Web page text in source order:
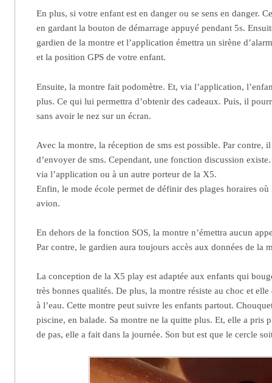
En plus, si votre enfant est en danger ou se sens en danger.
en gardant la bouton de démarrage appuyé pendant 5s.
gardien de la montre et l’application émettra un sirène
et la position GPS de votre enfant.
Ensuite, la montre fait podomètre. Et, via l’application,
plus. Ce qui lui permettra d’obtenir des cadeaux. Puis, il
sans avoir le nez sur un écran.
Avec la montre, la réception de sms est possible. Par contre, il
d’envoyer de sms. Cependant, une fonction discussion
via l’application ou à un autre porteur de la X5.
Enfin, le mode école permet de définir des plages horaires où
avion.
En dehors de la fonction SOS, la montre n’émettra aucun
Par contre, le gardien aura toujours accès aux données de la
La conception de la X5 play est adaptée aux enfants qui
très bonnes qualités. De plus, la montre résiste au choc et elle
à l’eau. Cette montre peut suivre les enfants partout.
piscine, en balade. Sa montre ne la quitte plus. Et, elle a pris
de pas, elle a fait dans la journée. Son but est que le cercle